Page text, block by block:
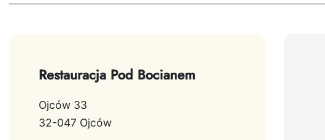
Restauracja Pod Bocianem
Ojców 33
32-047 Ojców